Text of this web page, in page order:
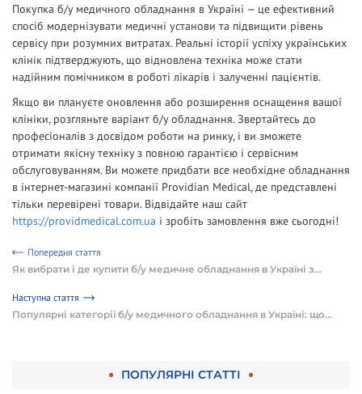
Покупка б/у медичного обладнання в Україні — це ефективний
спосіб модернізувати медичні установи та підвищити рівень
сервісу при розумних витратах. Реальні історії успіху українських
клінік підтверджують, що відновлена техніка може стати
надійним помічником в роботі лікарів і залученні пацієнтів.
Якщо ви плануєте оновлення або розширення оснащення вашої
клініки, розгляньте варіант б/у обладнання. Звертайтесь до
професіоналів з досвідом роботи на ринку, і ви зможете
отримати якісну техніку з повною гарантією і сервісним
обслуговуванням. Ви можете придбати все необхідне обладнання
в інтернет-магазині компанії Providian Medical, де представлені
тільки перевірені товари. Відвідайте наш сайт
https://providmedical.com.ua і зробіть замовлення вже сьогодні!
Попередня стаття
Як вибрати і де купити б/у медичне обладнання в Україні з...
Наступна стаття
Популярні категорії б/у медичного обладнання в Україні: що...
ПОПУЛЯРНІ СТАТТІ